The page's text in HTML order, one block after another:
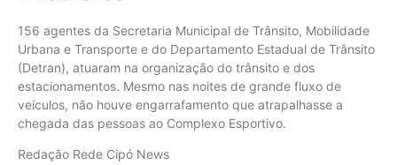
156 agentes da Secretaria Municipal de Trânsito, Mobilidade
Urbana e Transporte e do Departamento Estadual de Trânsito
(Detran), atuaram na organização do trânsito e dos
estacionamentos. Mesmo nas noites de grande fluxo de
veículos, não houve engarrafamento que atrapalhasse a
chegada das pessoas ao Complexo Esportivo.
Redação Rede Cipó News